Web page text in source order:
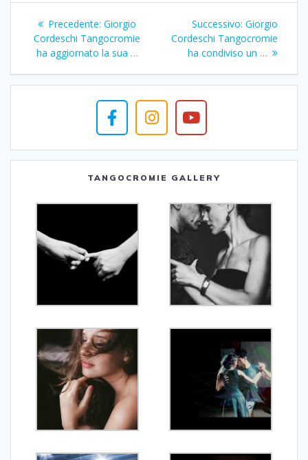
Navigazione
articoli
Precedente: Articolo
precedente:
Giorgio
Cordeschi Tangocromie
ha aggiornato la sua …
Successivo: Articolo
successivo:
Giorgio
Cordeschi Tangocromie
ha condiviso un …
TANGOCROMIE GALLERY